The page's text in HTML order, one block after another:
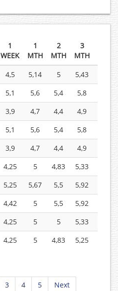
1
WEEK
1
MTH
2
MTH
3
MTH
4,5 5,14 5 5,43
5,1 5,6 5,4 5,8
3,9 4,7 4,4 4,9
5,1 5,6 5,4 5,8
3,9 4,7 4,4 4,9
4,25 5 4,83 5,33
5,25 5,67 5,5 5,92
4,42 5 5,5 5,92
4,25 5 5 5,33
4,25 5 4,83 5,25
3 4 5 Next